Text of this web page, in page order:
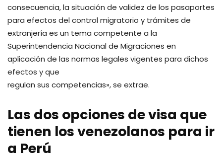
consecuencia, la situación de validez de los pasaportes
para efectos del control migratorio y trámites de
extranjería es un tema competente a la
Superintendencia Nacional de Migraciones en
aplicación de las normas legales vigentes para dichos
efectos y que
regulan sus competencias», se extrae.
Las dos opciones de visa que
tienen los venezolanos para ir
a Perú